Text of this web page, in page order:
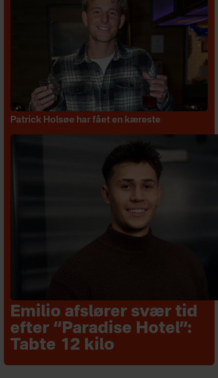
Patrick Holsøe har fået en kæreste
Emilio afslører svær tid
efter “Paradise Hotel”:
Tabte 12 kilo